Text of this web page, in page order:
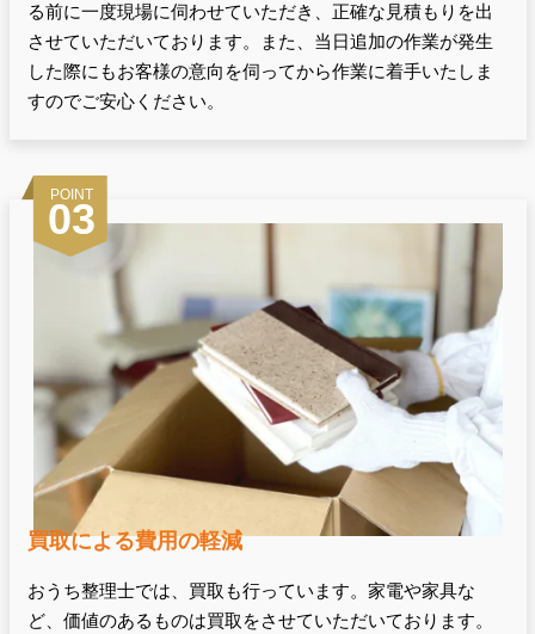
る前に一度現場に伺わせていただき、正確な見積もりを出
させていただいております。また、当日追加の作業が発生
した際にもお客様の意向を伺ってから作業に着手いたしま
すのでご安心ください。
POINT
03
買取による費用の軽減
おうち整理士では、買取も行っています。家電や家具な
ど、価値のあるものは買取をさせていただいております。